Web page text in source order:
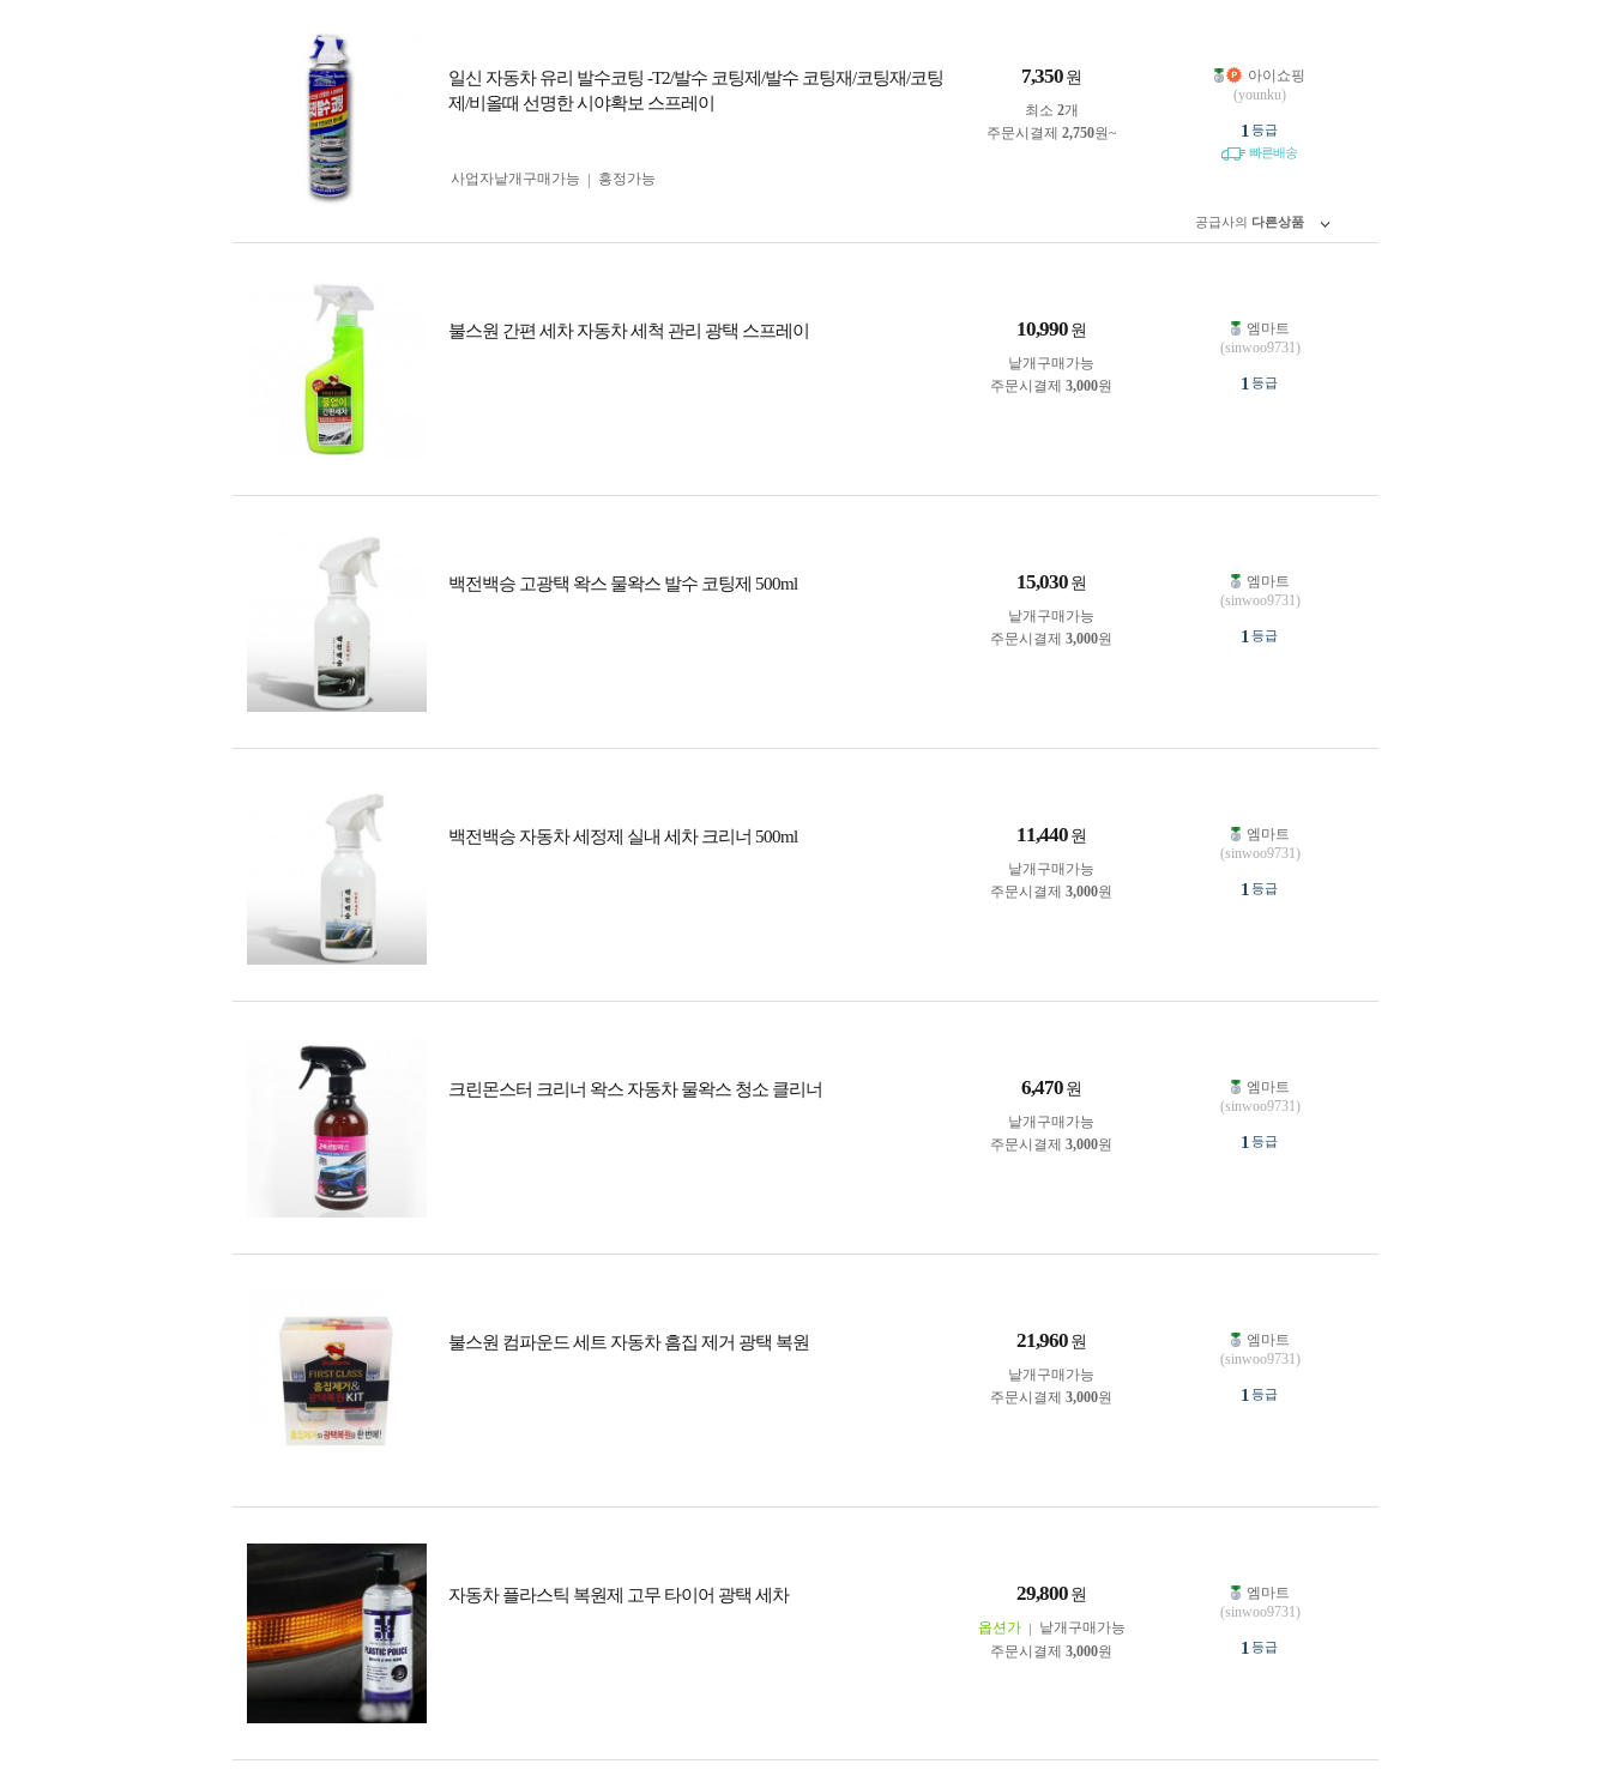
일신 자동차 유리 발수코팅 -T2/발수 코팅제/발수 코팅재/코팅재/코팅
제/비올때 선명한 시야확보 스프레이
7,350 원
최소 2개
주문시결제 2,750원~
사업자 낱개구매가능 흥정가능
아이쇼핑
(younku)
1 등급
빠른배송
공급사의 다른상품
불스원 간편 세차 자동차 세척 관리 광택 스프레이 10,990 원
낱개구매가능
주문시결제 3,000원
엠마트
(sinwoo9731)
1 등급
백전백승 고광택 왁스 물왁스 발수 코팅제 500ml 15,030 원
낱개구매가능
주문시결제 3,000원
엠마트
(sinwoo9731)
1 등급
백전백승 자동차 세정제 실내 세차 크리너 500ml 11,440 원
낱개구매가능
주문시결제 3,000원
엠마트
(sinwoo9731)
1 등급
크린몬스터 크리너 왁스 자동차 물왁스 청소 클리너 6,470 원
낱개구매가능
주문시결제 3,000원
엠마트
(sinwoo9731)
1 등급
불스원 컴파운드 세트 자동차 흠집 제거 광택 복원 21,960 원
낱개구매가능
주문시결제 3,000원
엠마트
(sinwoo9731)
1 등급
자동차 플라스틱 복원제 고무 타이어 광택 세차 29,800 원
옵션가
낱개구매가능
주문시결제 3,000원
엠마트
(sinwoo9731)
1 등급